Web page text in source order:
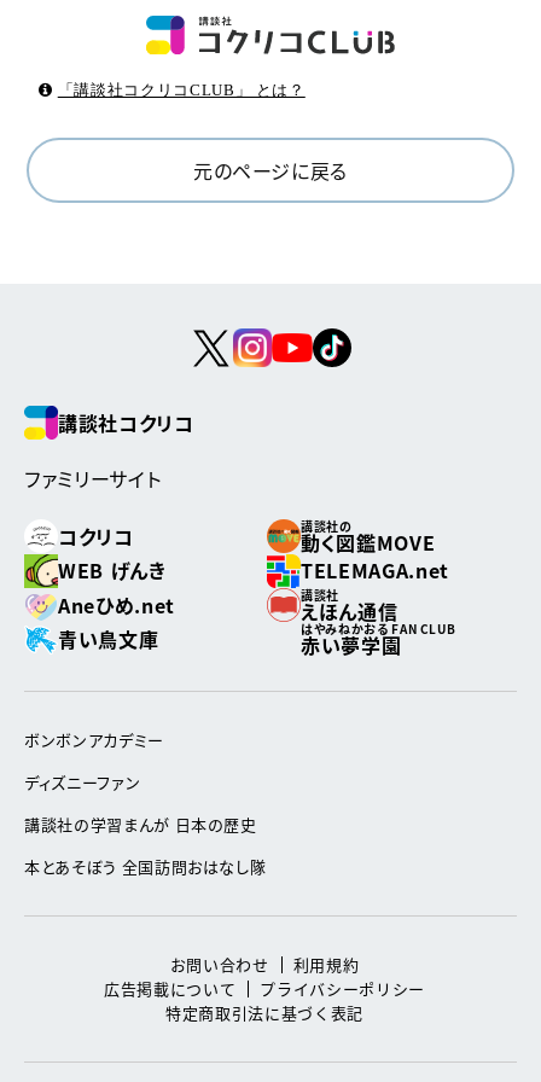
「講談社コクリコCLUB」 とは？
元のページに戻る
講談社コクリコ
ファミリーサイト
コクリコ
講談社の
動く図鑑MOVE
WEB げんき
TELEMAGA.net
Aneひめ.net
講談社
えほん通信
青い鳥文庫
はやみねかおる FAN CLUB
赤い夢学園
ボンボンアカデミー
ディズニーファン
講談社の学習まんが 日本の歴史
本とあそぼう 全国訪問おはなし隊
お問い合わせ
利用規約
広告掲載について
プライバシーポリシー
特定商取引法に基づく表記